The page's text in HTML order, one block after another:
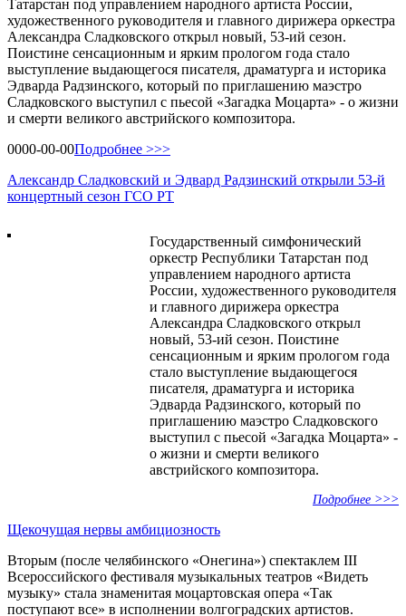
Татарстан под управлением народного артиста России,
художественного руководителя и главного дирижера оркестра
Александра Сладковского открыл новый, 53-ий сезон.
Поистине сенсационным и ярким прологом года стало
выступление выдающегося писателя, драматурга и историка
Эдварда Радзинского, который по приглашению маэстро
Сладковского выступил с пьесой «Загадка Моцарта» - о жизни
и смерти великого австрийского композитора.
0000-00-00Подробнее >>>
Александр Сладковский и Эдвард Радзинский открыли 53-й
концертный сезон ГСО РТ
Государственный симфонический
оркестр Республики Татарстан под
управлением народного артиста
России, художественного руководителя
и главного дирижера оркестра
Александра Сладковского открыл
новый, 53-ий сезон. Поистине
сенсационным и ярким прологом года
стало выступление выдающегося
писателя, драматурга и историка
Эдварда Радзинского, который по
приглашению маэстро Сладковского
выступил с пьесой «Загадка Моцарта» -
о жизни и смерти великого
австрийского композитора.
Подробнее >>>
Щекочущая нервы амбициозность
Вторым (после челябинского «Онегина») спектаклем III
Всероссийского фестиваля музыкальных театров «Видеть
музыку» стала знаменитая моцартовская опера «Так
поступают все» в исполнении волгоградских артистов.